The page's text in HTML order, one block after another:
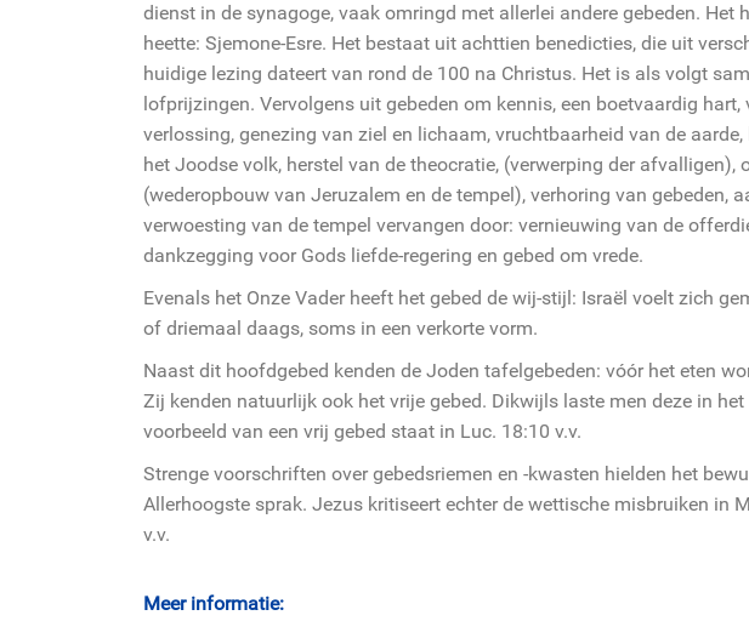
dienst in de synagoge, vaak omringd met allerlei andere gebeden. Het
heette: Sjemone-Esre. Het bestaat uit achttien benedicties, die uit
huidige lezing dateert van rond de 100 na Christus. Het is als volgt
lofprijzingen. Vervolgens uit gebeden om kennis, een boetvaardig hart,
verlossing, genezing van ziel en lichaam, vruchtbaarheid van de
het Joodse volk, herstel van de theocratie, (verwerping der afvalligen),
(wederopbouw van Jeruzalem en de tempel), verhoring van gebeden,
verwoesting van de tempel vervangen door: vernieuwing van de
dankzegging voor Gods liefde-regering en gebed om vrede.
Evenals het Onze Vader heeft het gebed de wij-stijl: Israël voelt zich
of driemaal daags, soms in een verkorte vorm.
Naast dit hoofdgebed kenden de Joden tafelgebeden: vóór het eten
Zij kenden natuurlijk ook het vrije gebed. Dikwijls laste men deze in het
voorbeeld van een vrij gebed staat in Luc. 18:10 v.v.
Strenge voorschriften over gebedsriemen en -kwasten hielden het
Allerhoogste sprak. Jezus kritiseert echter de wettische misbruiken in
v.v.
Meer informatie: